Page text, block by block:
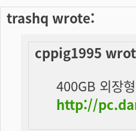
trashq wrote:
cppig1995
400GB 외장
http://